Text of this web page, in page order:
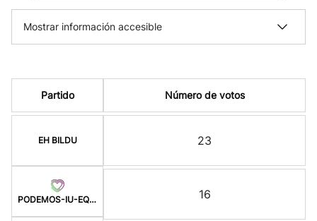
Mostrar información accesible
Partido
EH BILDU
PODEMOS-IU-EQUO-BATZ
Número de votos
23
16